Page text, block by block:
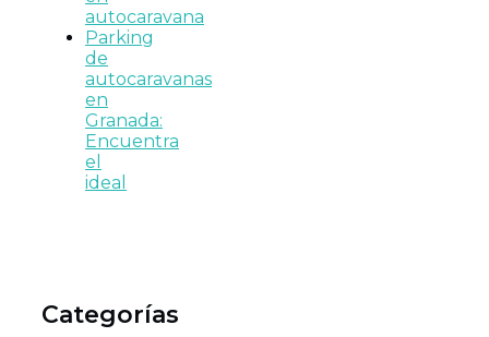
autocaravana
Parking
de
autocaravanas
en
Granada:
Encuentra
el
ideal
Categorías